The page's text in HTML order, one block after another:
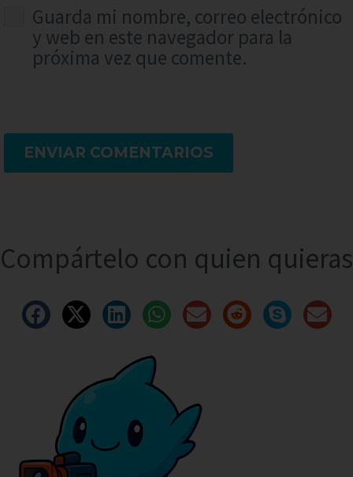
Guarda mi nombre, correo electrónico
y web en este navegador para la
próxima vez que comente.
ENVIAR COMENTARIOS
Compártelo con quien quieras